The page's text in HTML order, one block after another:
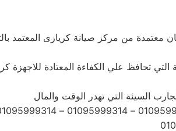
معتمدة من مركز صيانة كريازى المعتمد
التي تحافظ علي الكفاءة المعتادة للاجهزة
السيئة التي تهدر الوقت والمال